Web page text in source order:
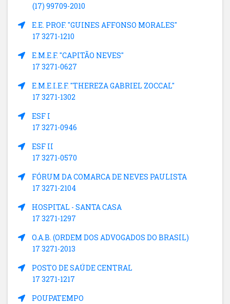
(17) 99709-2010
E.E. PROF. "GUINES AFFONSO MORALES"
17 3271-1210
E.M.E.F. "CAPITÃO NEVES"
17 3271-0627
E.M.E.I.E.F. "THEREZA GABRIEL ZOCCAL"
17 3271-1302
ESF I
17 3271-0946
ESF II
17 3271-0570
FÓRUM DA COMARCA DE NEVES PAULISTA
17 3271-2104
HOSPITAL - SANTA CASA
17 3271-1297
O.A.B. (ORDEM DOS ADVOGADOS DO BRASIL)
17 3271-2013
POSTO DE SAÚDE CENTRAL
17 3271-1217
POUPATEMPO